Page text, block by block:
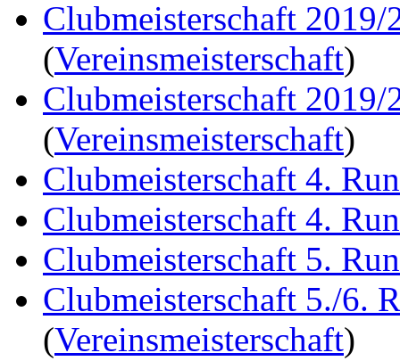
Clubmeisterschaft 2019/
(Vereinsmeisterschaft)
Clubmeisterschaft 2019/
(Vereinsmeisterschaft)
Clubmeisterschaft 4.
Clubmeisterschaft 4.
Clubmeisterschaft 5.
Clubmeisterschaft 5./6.
(Vereinsmeisterschaft)